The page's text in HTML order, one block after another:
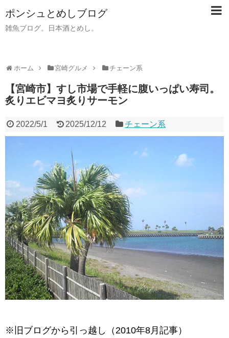
ポンシュとめしブログ
雑魚ブログ。日本酒とめし。
ホーム 宮崎グルメ チェーン系
【宮崎市】すし市場で手軽に腹いっぱい寿司。
炙りエビマヨ炙りサーモン
2022/5/1 2025/12/12 チェーン系
※旧ブログから引っ越し（2010年8月記事）